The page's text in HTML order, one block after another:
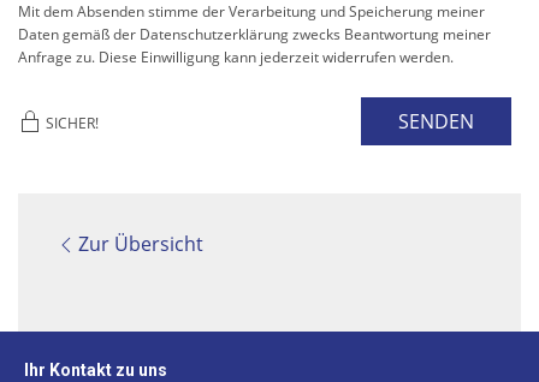
Mit dem Absenden stimme der Verarbeitung und Speicherung meiner
Daten gemäß der Datenschutzerklärung zwecks Beantwortung meiner
Anfrage zu. Diese Einwilligung kann jederzeit widerrufen werden.
SICHER! SENDEN
Zur Übersicht
Ihr Kontakt zu uns